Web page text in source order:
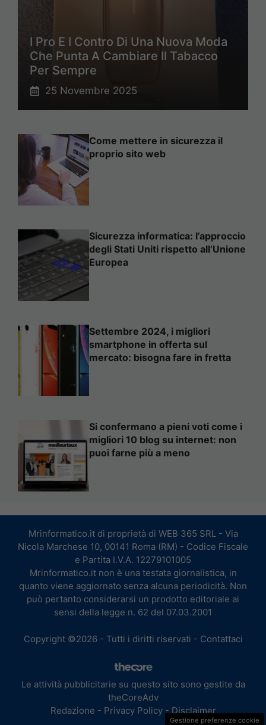
I Pro E I Contro Di Una Nuova Moda
Che Punta A Cambiare Il Tabacco
Per Sempre
25 Novembre 2025
Come mettere in sicurezza il
proprio sito web
Sicurezza informatica: l’approccio
degli Stati Uniti rispetto all’Unione
Europea
Settembre 2024, i migliori
smartphone in offerta sul
mercato: bisogna fare in fretta
Si confermano a pieni voti come i
migliori 10 blog su internet: non
puoi farne più a meno
Mrinformatico.it di proprietà di WEB 365 SRL - Via
Nicola Marchese 10, 00141 Roma (RM) - Codice Fiscale
e Partita I.V.A. 12279101005
Mrinformatico.it non è una testata giornalistica, in
quanto viene aggiornato senza alcuna periodicità. Non
può pertanto considerarsi un prodotto editoriale ai
sensi della legge n. 62 del 07.03.2001
Copyright ©2026 - Tutti i diritti riservati - Contattaci
Le attività pubblicitarie su questo sito sono gestite da
theCoreAdv
Redazione - Privacy Policy- Disclaimer
Gestione preferenze cookie